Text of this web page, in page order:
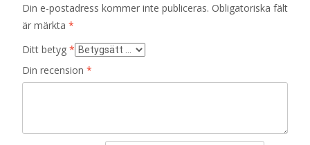
Din e-postadress kommer inte publiceras. Obligatoriska fält
är märkta *
Ditt betyg *
Din recension *